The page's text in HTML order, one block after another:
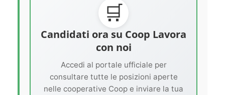
🛒
Candidati ora su Coop Lavora
con noi
Accedi al portale ufficiale per
consultare tutte le posizioni aperte
nelle cooperative Coop e inviare la tua